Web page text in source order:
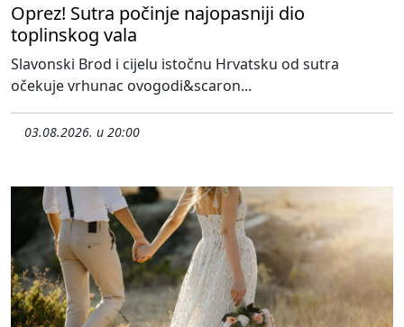
Oprez! Sutra počinje najopasniji dio
toplinskog vala
Slavonski Brod i cijelu istočnu Hrvatsku od sutra
očekuje vrhunac ovogodi&scaron...
03.08.2026. u 20:00